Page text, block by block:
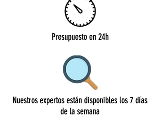
Presupuesto en 24h
Nuestros expertos están disponibles los 7 días
de la semana